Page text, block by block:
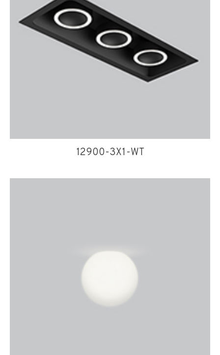
12900-3X1-WT